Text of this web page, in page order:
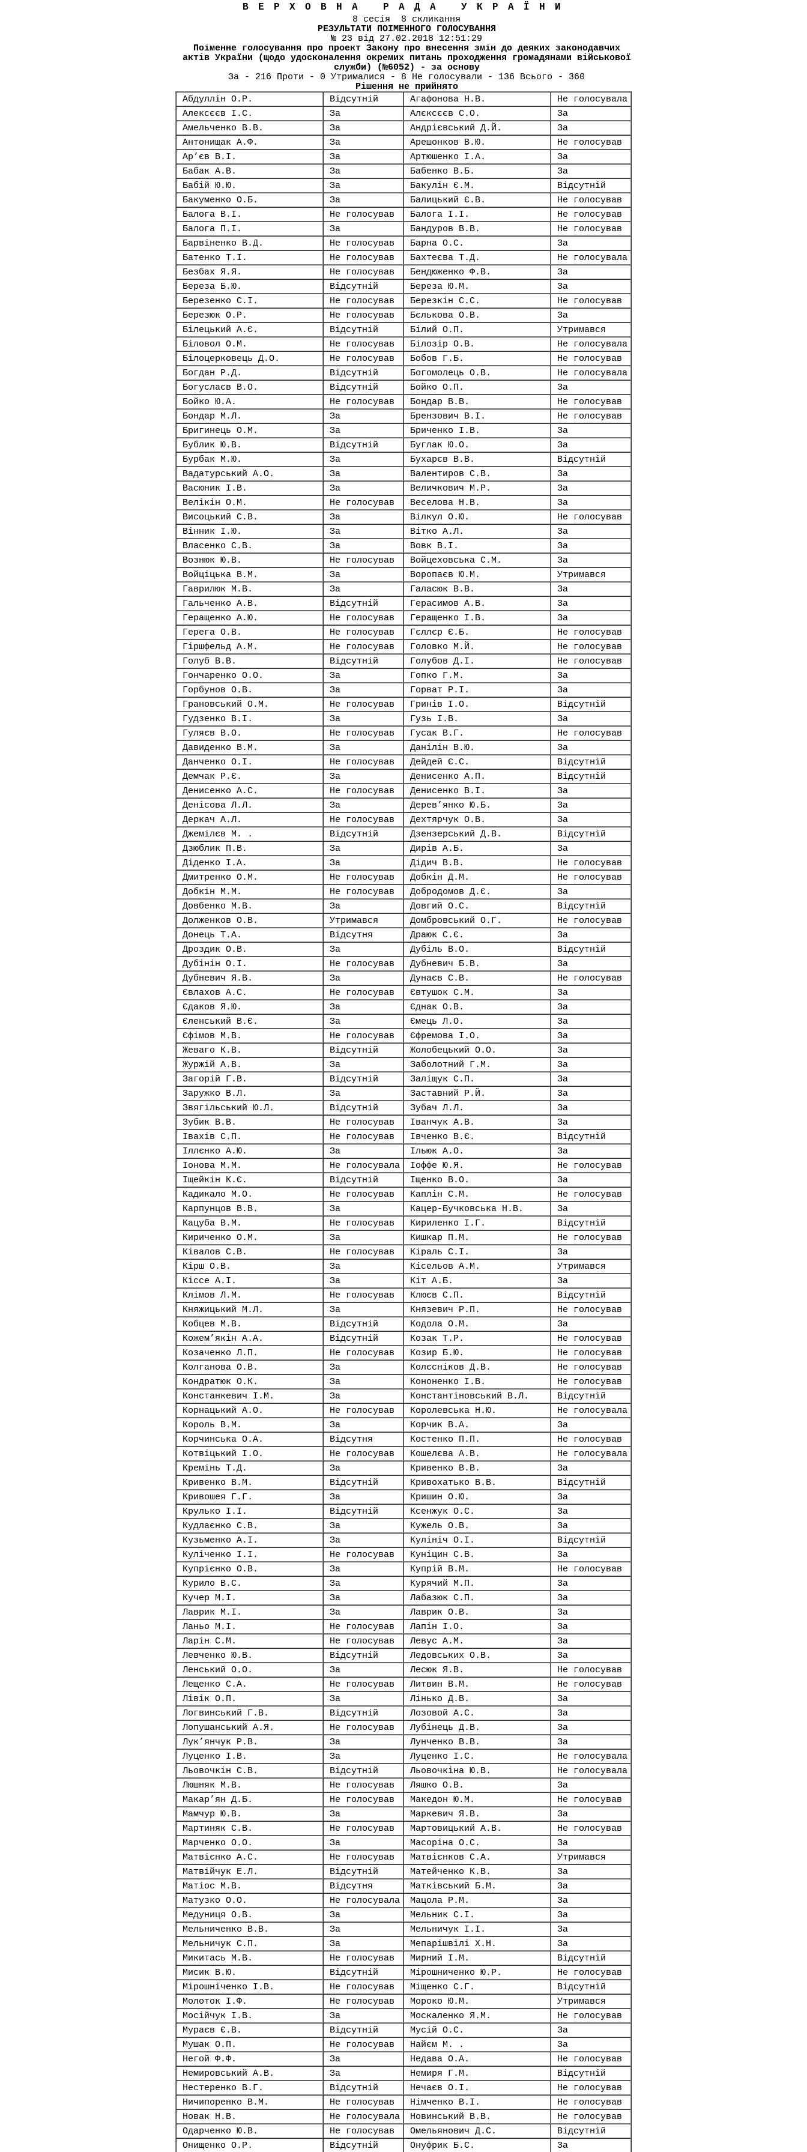
ВЕРХОВНА РАДА УКРАЇНИ
8 сесія 8 скликання
РЕЗУЛЬТАТИ ПОІМЕННОГО ГОЛОСУВАННЯ
№ 23 від 27.02.2018 12:51:29
Поіменне голосування про проект Закону про внесення змін до деяких законодавчих
актів України (щодо удосконалення окремих питань проходження громадянами військової
служби) (№6052) - за основу
За - 216 Проти - 0 Утрималися - 8 Не голосували - 136 Всього - 360
Рішення не прийнято
Абдуллін О.Р.
Відсутній Агафонова Н.В.
Не голосувала
Алексєєв І.С.
За Алєксєєв С.О.
За
Амельченко В.В.
За Андрієвський Д.Й.
За
Антонищак А.Ф.
За Арешонков В.Ю.
Не голосував
Ар’єв В.І.
За Артюшенко І.А.
За
Бабак А.В.
За Бабенко В.Б.
За
Бабій Ю.Ю.
За Бакулін Є.М.
Відсутній
Бакуменко О.Б.
За Балицький Є.В.
Не голосував
Балога В.І.
Не голосував Балога І.І.
Не голосував
Балога П.І.
За Бандуров В.В.
Не голосував
Барвіненко В.Д.
Не голосував Барна О.С.
За
Батенко Т.І.
Не голосував Бахтеєва Т.Д.
Не голосувала
Безбах Я.Я.
Не голосував Бендюженко Ф.В.
За
Береза Б.Ю.
Відсутній Береза Ю.М.
За
Березенко С.І.
Не голосував Березкін С.С.
Не голосував
Березюк О.Р.
Не голосував Бєлькова О.В.
За
Білецький А.Є.
Відсутній Білий О.П.
Утримався
Біловол О.М.
Не голосував Білозір О.В.
Не голосувала
Білоцерковець Д.О.
Не голосував Бобов Г.Б.
Не голосував
Богдан Р.Д.
Відсутній Богомолець О.В.
Не голосувала
Богуслаєв В.О.
Відсутній Бойко О.П.
За
Бойко Ю.А.
Не голосував Бондар В.В.
Не голосував
Бондар М.Л.
За Брензович В.І.
Не голосував
Бригинець О.М.
За Бриченко І.В.
За
Бублик Ю.В.
Відсутній Буглак Ю.О.
За
Бурбак М.Ю.
За Бухарєв В.В.
Відсутній
Вадатурський А.О.
За Валентиров С.В.
За
Васюник І.В.
За Величкович М.Р.
За
Велікін О.М.
Не голосував Веселова Н.В.
За
Висоцький С.В.
За Вілкул О.Ю.
Не голосував
Вінник І.Ю.
За Вітко А.Л.
За
Власенко С.В.
За Вовк В.І.
За
Вознюк Ю.В.
Не голосував Войцеховська С.М.
За
Войціцька В.М.
За Воропаєв Ю.М.
Утримався
Гаврилюк М.В.
За Галасюк В.В.
За
Гальченко А.В.
Відсутній Герасимов А.В.
За
Геращенко А.Ю.
Не голосував Геращенко І.В.
За
Герега О.В.
Не голосував Гєллєр Є.Б.
Не голосував
Гіршфельд А.М.
Не голосував Головко М.Й.
Не голосував
Голуб В.В.
Відсутній Голубов Д.І.
Не голосував
Гончаренко О.О.
За Гопко Г.М.
За
Горбунов О.В.
За Горват Р.І.
За
Грановський О.М.
Не голосував Гринів І.О.
Відсутній
Гудзенко В.І.
За Гузь І.В.
За
Гуляєв В.О.
Не голосував Гусак В.Г.
Не голосував
Давиденко В.М.
За Данілін В.Ю.
За
Данченко О.І.
Не голосував Дейдей Є.С.
Відсутній
Демчак Р.Є.
За Денисенко А.П.
Відсутній
Денисенко А.С.
Не голосував Денисенко В.І.
За
Денісова Л.Л.
За Дерев’янко Ю.Б.
За
Деркач А.Л.
Не голосував Дехтярчук О.В.
За
Джемілєв М. .
Відсутній Дзензерський Д.В.
Відсутній
Дзюблик П.В.
За Дирів А.Б.
За
Діденко І.А.
За Дідич В.В.
Не голосував
Дмитренко О.М.
Не голосував Добкін Д.М.
Не голосував
Добкін М.М.
Не голосував Добродомов Д.Є.
За
Довбенко М.В.
За Довгий О.С.
Відсутній
Долженков О.В.
Утримався Домбровський О.Г.
Не голосував
Донець Т.А.
Відсутня Драюк С.Є.
За
Дроздик О.В.
За Дубіль В.О.
Відсутній
Дубінін О.І.
Не голосував Дубневич Б.В.
За
Дубневич Я.В.
За Дунаєв С.В.
Не голосував
Євлахов А.С.
Не голосував Євтушок С.М.
За
Єдаков Я.Ю.
За Єднак О.В.
За
Єленський В.Є.
За Ємець Л.О.
За
Єфімов М.В.
Не голосував Єфремова І.О.
За
Жеваго К.В.
Відсутній Жолобецький О.О.
За
Журжій А.В.
За Заболотний Г.М.
За
Загорій Г.В.
Відсутній Заліщук С.П.
За
Заружко В.Л.
За Заставний Р.Й.
За
Звягільський Ю.Л.
Відсутній Зубач Л.Л.
За
Зубик В.В.
Не голосував Іванчук А.В.
За
Івахів С.П.
Не голосував Івченко В.Є.
Відсутній
Іллєнко А.Ю.
За Ільюк А.О.
За
Іонова М.М.
Не голосувала Іоффе Ю.Я.
Не голосував
Іщейкін К.Є.
Відсутній Іщенко В.О.
За
Кадикало М.О.
Не голосував Каплін С.М.
Не голосував
Карпунцов В.В.
За Кацер-Бучковська Н.В.
За
Кацуба В.М.
Не голосував Кириленко І.Г.
Відсутній
Кириченко О.М.
За Кишкар П.М.
Не голосував
Ківалов С.В.
Не голосував Кіраль С.І.
За
Кірш О.В.
За Кісельов А.М.
Утримався
Кіссе А.І.
За Кіт А.Б.
За
Клімов Л.М.
Не голосував Клюєв С.П.
Відсутній
Княжицький М.Л.
За Князевич Р.П.
Не голосував
Кобцев М.В.
Відсутній Кодола О.М.
За
Кожем’якін А.А.
Відсутній Козак Т.Р.
Не голосував
Козаченко Л.П.
Не голосував Козир Б.Ю.
Не голосував
Колганова О.В.
За Колєсніков Д.В.
Не голосував
Кондратюк О.К.
За Кононенко І.В.
Не голосував
Констанкевич І.М.
За Константіновський В.Л.
Відсутній
Корнацький А.О.
Не голосував Королевська Н.Ю.
Не голосувала
Король В.М.
За Корчик В.А.
За
Корчинська О.А.
Відсутня Костенко П.П.
Не голосував
Котвіцький І.О.
Не голосував Кошелєва А.В.
Не голосувала
Кремінь Т.Д.
За Кривенко В.В.
За
Кривенко В.М.
Відсутній Кривохатько В.В.
Відсутній
Кривошея Г.Г.
За Кришин О.Ю.
За
Крулько І.І.
Відсутній Ксенжук О.С.
За
Кудлаєнко С.В.
За Кужель О.В.
За
Кузьменко А.І.
За Кулініч О.І.
Відсутній
Куліченко І.І.
Не голосував Куніцин С.В.
За
Купрієнко О.В.
За Купрій В.М.
Не голосував
Курило В.С.
За Курячий М.П.
За
Кучер М.І.
За Лабазюк С.П.
За
Лаврик М.І.
За Лаврик О.В.
За
Ланьо М.І.
Не голосував Лапін І.О.
За
Ларін С.М.
Не голосував Левус А.М.
За
Левченко Ю.В.
Відсутній Ледовських О.В.
За
Ленський О.О.
За Лесюк Я.В.
Не голосував
Лещенко С.А.
Не голосував Литвин В.М.
Не голосував
Лівік О.П.
За Лінько Д.В.
За
Логвинський Г.В.
Відсутній Лозовой А.С.
За
Лопушанський А.Я.
Не голосував Лубінець Д.В.
За
Лук’янчук Р.В.
За Лунченко В.В.
За
Луценко І.В.
За Луценко І.С.
Не голосувала
Льовочкін С.В.
Відсутній Льовочкіна Ю.В.
Не голосувала
Люшняк М.В.
Не голосував Ляшко О.В.
За
Макар’ян Д.Б.
Не голосував Македон Ю.М.
Не голосував
Мамчур Ю.В.
За Маркевич Я.В.
За
Мартиняк С.В.
Не голосував Мартовицький А.В.
Не голосував
Марченко О.О.
За Масоріна О.С.
За
Матвієнко А.С.
Не голосував Матвієнков С.А.
Утримався
Матвійчук Е.Л.
Відсутній Матейченко К.В.
За
Матіос М.В.
Відсутня Матківський Б.М.
За
Матузко О.О.
Не голосувала Мацола Р.М.
За
Медуниця О.В.
За Мельник С.І.
За
Мельниченко В.В.
За Мельничук І.І.
За
Мельничук С.П.
За Мепарішвілі Х.Н.
За
Микитась М.В.
Не голосував Мирний І.М.
Відсутній
Мисик В.Ю.
Відсутній Мірошниченко Ю.Р.
Не голосував
Мірошніченко І.В.
Не голосував Міщенко С.Г.
Відсутній
Молоток І.Ф.
Не голосував Мороко Ю.М.
Утримався
Мосійчук І.В.
За Москаленко Я.М.
Не голосував
Мураєв Є.В.
Відсутній Мусій О.С.
За
Мушак О.П.
Не голосував Найєм М. .
За
Негой Ф.Ф.
За Недава О.А.
Не голосував
Немировський А.В.
За Немиря Г.М.
Відсутній
Нестеренко В.Г.
Відсутній Нечаєв О.І.
Не голосував
Ничипоренко В.М.
Не голосував Німченко В.І.
Не голосував
Новак Н.В.
Не голосувала Новинський В.В.
Не голосував
Одарченко Ю.В.
Не голосував Омельянович Д.С.
Відсутній
Онищенко О.Р.
Відсутній Онуфрик Б.С. За